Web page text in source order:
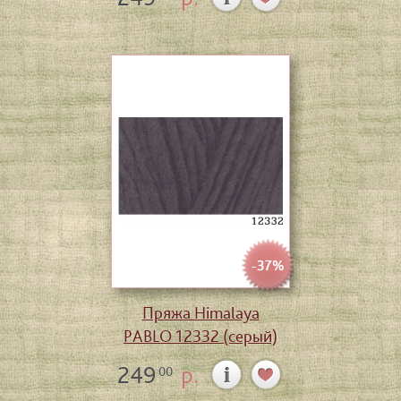
-37%
Пряжа Himalaya
PABLO 12332 (серый)
24900р.